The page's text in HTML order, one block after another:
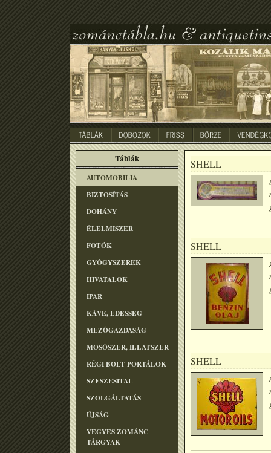
Táblák
AUTOMOBILIA
BIZTOSÍTÁS
DOHÁNY
ÉLELMISZER
FOTÓK
GYÓGYSZEREK
HIVATALOK
IPAR
KÁVÉ, ÉDESSÉG
MEZÕGAZDASÁG
MOSÓSZER, ILLATSZER
RÉGI BOLT PORTÁLOK
SZESZESITAL
SZOLGÁLTATÁS
ÚJSÁG
VEGYES ZOMÁNC
TÁRGYAK
SHELL
SHELL
SHELL